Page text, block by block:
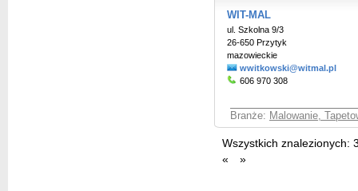
WIT-MAL
ul. Szkolna 9/3
26-650 Przytyk
mazowieckie
wwitkowski@witmal.pl
606 970 308
Branże: Malowanie,
Wszystkich znalezionych:
«
»